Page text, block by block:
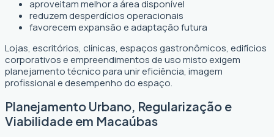
aproveitam melhor a área disponível
reduzem desperdícios operacionais
favorecem expansão e adaptação futura
Lojas, escritórios, clínicas, espaços gastronômicos, edifícios
corporativos e empreendimentos de uso misto exigem
planejamento técnico para unir eficiência, imagem
profissional e desempenho do espaço.
Planejamento Urbano, Regularização e
Viabilidade em Macaúbas